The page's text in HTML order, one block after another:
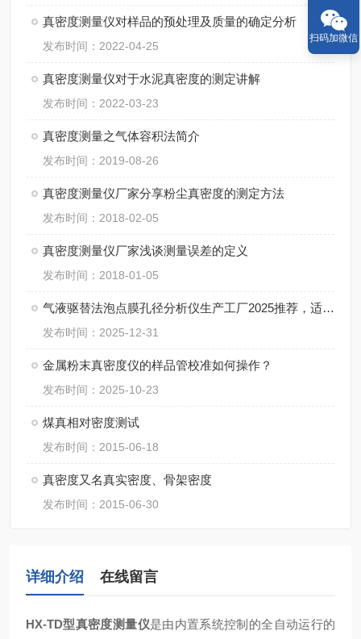
真密度测量仪对样品的预处理及质量的确定分析
发布时间：2022-04-25
真密度测量仪对于水泥真密度的测定讲解
发布时间：2022-03-23
真密度测量之气体容积法简介
发布时间：2019-08-26
真密度测量仪厂家分享粉尘真密度的测定方法
发布时间：2018-02-05
真密度测量仪厂家浅谈测量误差的定义
发布时间：2018-01-05
气液驱替法泡点膜孔径分析仪生产工厂2025推荐，适配高精度研发与质检需求
发布时间：2025-12-31
金属粉末真密度仪的样品管校准如何操作？
发布时间：2025-10-23
煤真相对密度测试
发布时间：2015-06-18
真密度又名真实密度、骨架密度
发布时间：2015-06-30
详细介绍 在线留言
HX-TD型真密度测量仪是由内置系统控制的全自动运行的
扫码加微信